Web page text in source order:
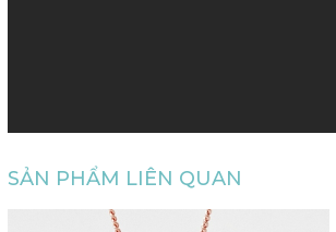
SẢN PHẨM LIÊN QUAN